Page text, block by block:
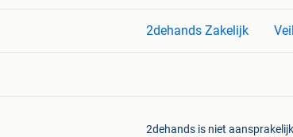
2dehands Zakelijk
2dehands is niet